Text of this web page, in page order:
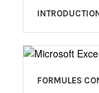
FORMULES